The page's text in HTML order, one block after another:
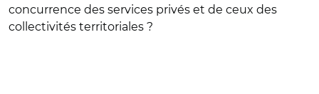
concurrence des services privés et de ceux des
collectivités territoriales ?